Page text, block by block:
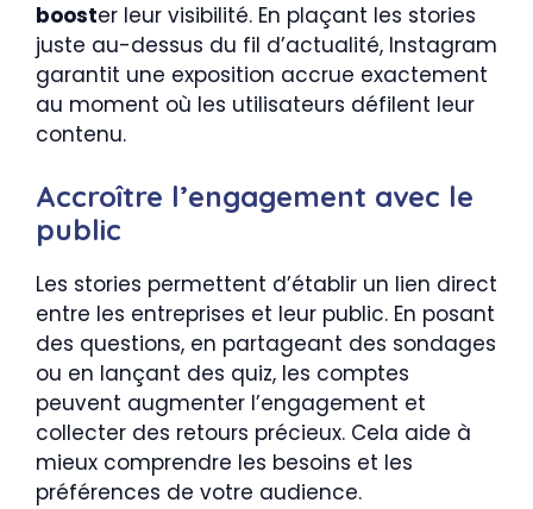
booster leur visibilité. En plaçant les stories
juste au-dessus du fil d’actualité, Instagram
garantit une exposition accrue exactement
au moment où les utilisateurs défilent leur
contenu.
Accroître l’engagement avec le
public
Les stories permettent d’établir un lien direct
entre les entreprises et leur public. En posant
des questions, en partageant des sondages
ou en lançant des quiz, les comptes
peuvent augmenter l’engagement et
collecter des retours précieux. Cela aide à
mieux comprendre les besoins et les
préférences de votre audience.